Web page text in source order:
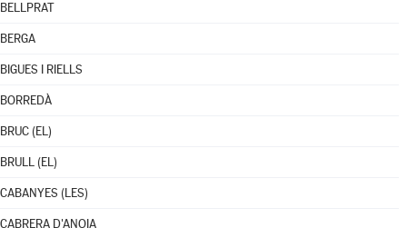
BELLPRAT
BERGA
BIGUES I RIELLS
BORREDÀ
BRUC (EL)
BRULL (EL)
CABANYES (LES)
CABRERA D'ANOIA